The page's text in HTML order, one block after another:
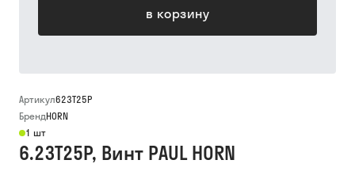
в корзину
Артикул623T25P
БрендHORN
1 шт
6.23T25P, Винт PAUL HORN